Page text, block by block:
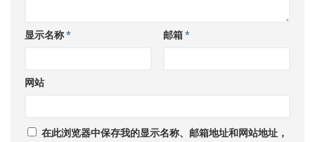
显示名称* 邮箱*
网站
在此浏览器中保存我的显示名称、邮箱地址和网站地址，